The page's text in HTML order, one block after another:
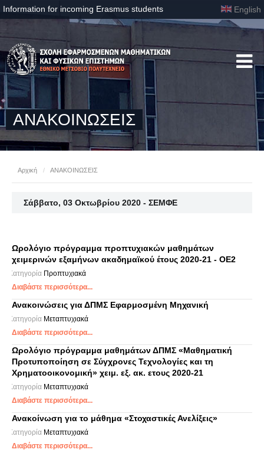
Information for incoming Erasmus students English
ΑΝΑΚΟΙΝΩΣΕΙΣ
Αρχική / ΑΝΑΚΟΙΝΩΣΕΙΣ
Σάββατο, 03 Οκτωβρίου 2020 - ΣΕΜΦΕ
Ωρολόγιο πρόγραμμα προπτυχιακών μαθημάτων
χειμερινών εξαμήνων ακαδημαϊκού έτους 2020-21 - ΟΕ2
Κατηγορία Προπτυχιακά
Διαβάστε περισσότερα...
Ανακοινώσεις για ΔΠΜΣ Εφαρμοσμένη Μηχανική
Κατηγορία Μεταπτυχιακά
Διαβάστε περισσότερα...
Ωρολόγιο πρόγραμμα μαθημάτων ΔΠΜΣ «Μαθηματική
Προτυποποίηση σε Σύγχρονες Τεχνολογίες και τη
Χρηματοοικονομική» χειμ. εξ. ακ. ετους 2020-21
Κατηγορία Μεταπτυχιακά
Διαβάστε περισσότερα...
Ανακοίνωση για το μάθημα «Στοχαστικές Ανελίξεις»
Κατηγορία Μεταπτυχιακά
Διαβάστε περισσότερα...